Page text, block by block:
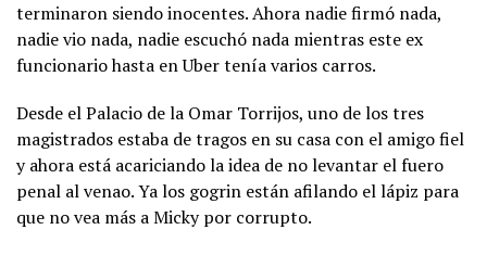
terminaron siendo inocentes. Ahora nadie firmó nada,
nadie vio nada, nadie escuchó nada mientras este ex
funcionario hasta en Uber tenía varios carros.
Desde el Palacio de la Omar Torrijos, uno de los tres
magistrados estaba de tragos en su casa con el amigo fiel
y ahora está acariciando la idea de no levantar el fuero
penal al venao. Ya los gogrin están afilando el lápiz para
que no vea más a Micky por corrupto.